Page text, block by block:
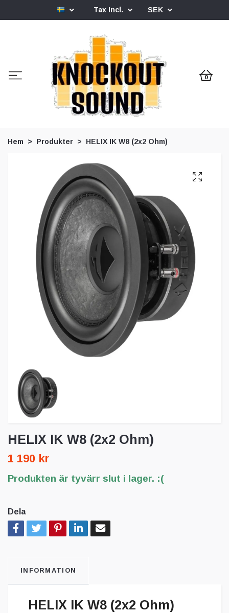
Tax Incl. SEK
0
Hem Produkter HELIX IK W8 (2x2 Ohm)
HELIX IK W8 (2x2 Ohm)
1 190 kr
Produkten är tyvärr slut i lager. :(
Dela
INFORMATION
HELIX IK W8 (2x2 Ohm)